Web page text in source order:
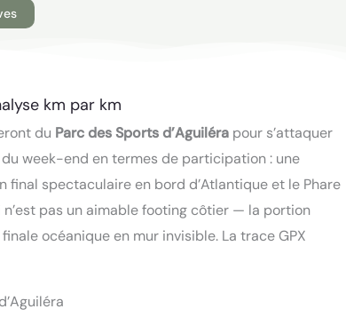
km par km
du Parc des Sports d’Aguilérapour s’attaquer
du week-end en termes de participation : une
final spectaculaire en bord d’Atlantique et le Phare
n’est pas un aimable footing côtier — la portion
océanique en mur invisible. La trace GPX